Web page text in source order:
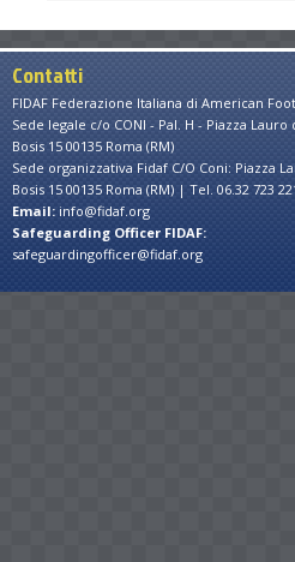
Contatti
FIDAF Federazione Italiana di American
Sede legale c/o CONI - Pal. H - Piazza Lauro
Bosis 15 00135 Roma (RM)
Sede organizzativa Fidaf C/O Coni: Piazza
Bosis 15 00135 Roma (RM) | Tel. 06.32 723
Email: info@fidaf.org
Safeguarding Officer FIDAF:
safeguardingofficer@fidaf.org